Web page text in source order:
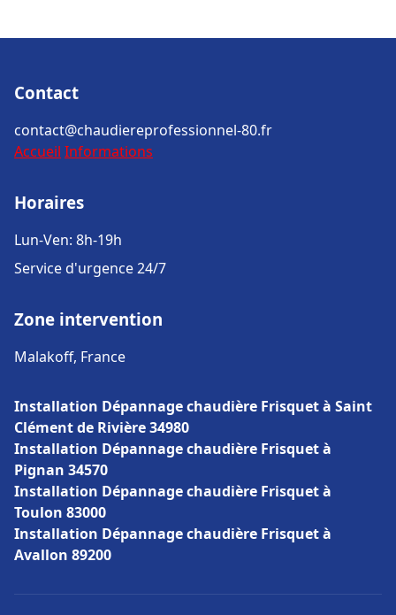
Contact
contact@chaudiereprofessionnel-80.fr
Accueil Informations
Horaires
Lun-Ven: 8h-19h
Service d'urgence 24/7
Zone intervention
Malakoff, France
Installation Dépannage chaudière Frisquet à Saint
Clément de Rivière 34980
Installation Dépannage chaudière Frisquet à
Pignan 34570
Installation Dépannage chaudière Frisquet à
Toulon 83000
Installation Dépannage chaudière Frisquet à
Avallon 89200